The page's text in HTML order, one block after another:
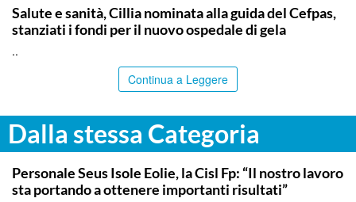
Salute e sanità, Cillia nominata alla guida del Cefpas,
stanziati i fondi per il nuovo ospedale di gela
..
Continua a Leggere
Dalla stessa Categoria
COMMUNITY
Personale Seus Isole Eolie, la Cisl Fp: “Il nostro lavoro
sta portando a ottenere importanti risultati”